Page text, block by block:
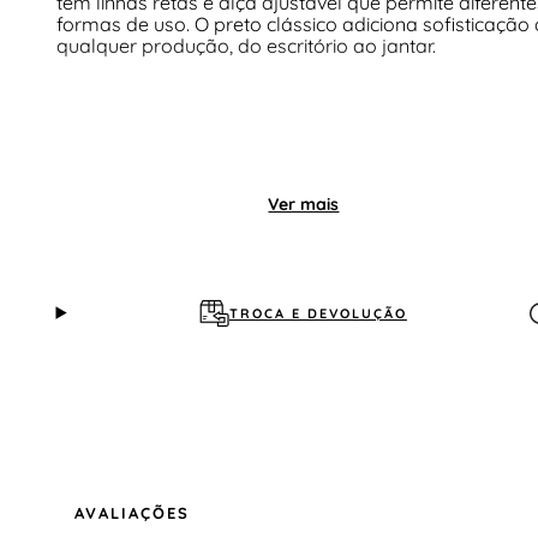
formas de uso. O preto clássico adiciona sofisticação
qualquer produção, do escritório ao jantar.
Ver mais
TROCA E DEVOLUÇÃO
AVALIAÇÕES